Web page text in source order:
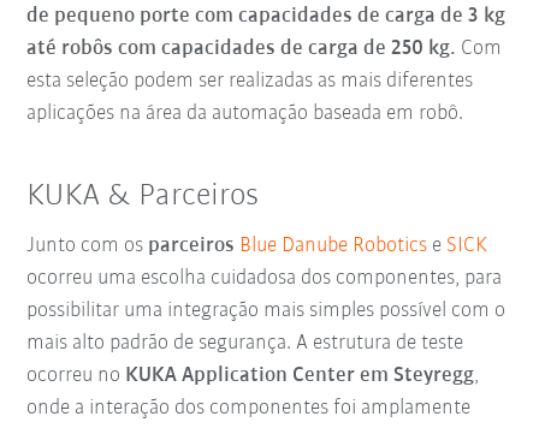
de pequeno porte com capacidades de carga de 3 kg
até robôs com capacidades de carga de 250 kg. Com
esta seleção podem ser realizadas as mais diferentes
aplicações na área da automação baseada em robô.
KUKA & Parceiros
Junto com os parceiros Blue Danube Robotics e SICK
ocorreu uma escolha cuidadosa dos componentes, para
possibilitar uma integração mais simples possível com o
mais alto padrão de segurança. A estrutura de teste
ocorreu no KUKA Application Center em Steyregg,
onde a interação dos componentes foi amplamente